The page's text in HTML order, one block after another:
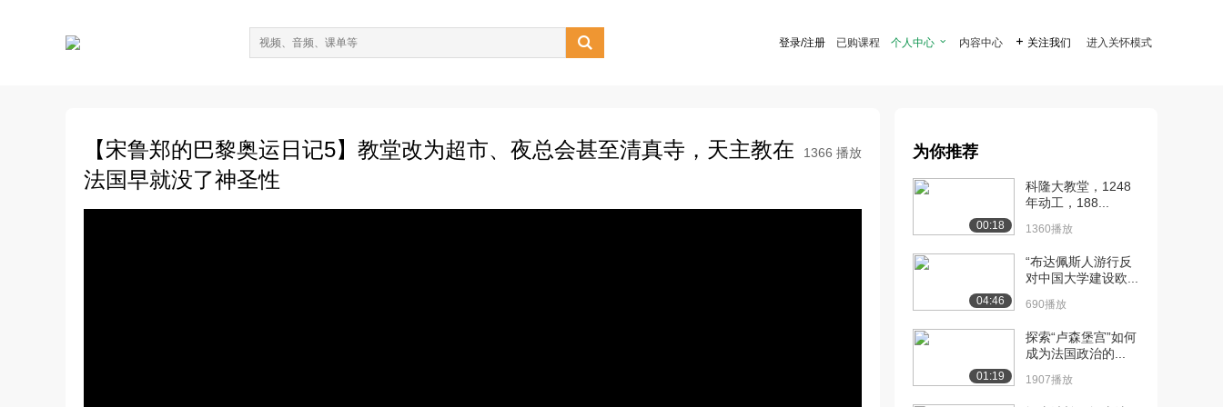
 登录/注册 已购课程 个人中心  内容中心  关注我们 进入关怀模式
【宋鲁郑的巴黎奥运日记5】教堂改为超市、夜总会甚至清真寺，天主教在
法国早就没了神圣性
1366 播放 为你推荐
00:18
科隆大教堂，1248
年动工，188...
1360播放
04:46
“布达佩斯人游行反
对中国大学建设欧...
690播放
01:19
探索“卢森堡宫”如何
成为法国政治的...
1907播放